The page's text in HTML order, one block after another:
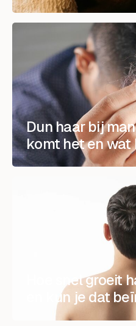
Dun haar bij
komt het en wat
Hoe snel groeit
en kun je dat